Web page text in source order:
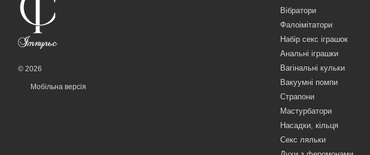
© 2026
Мобільна версія
Вібратори
Фалоімітатори
Набір секс іграшок
Анальні іграшки
Вагінальні кульки
Вакуумні помпи
Страпони
Мастурбатори
Насадки, кільця
Секс ляльки